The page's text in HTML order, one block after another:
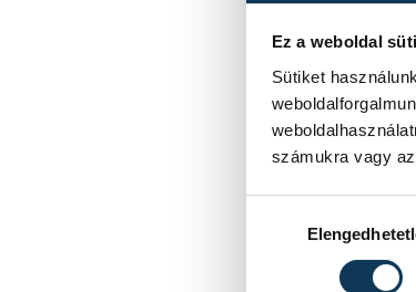
Ez a weboldal
Sütiket
számukra vagy